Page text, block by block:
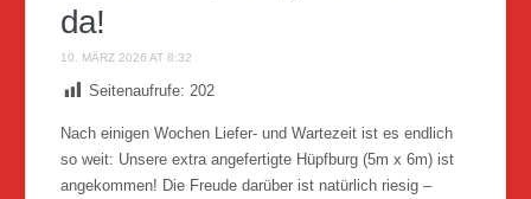
da!
10. MÄRZ 2026 AT 8:32
Seitenaufrufe: 202
Nach einigen Wochen Liefer- und Wartezeit ist es endlich
so weit: Unsere extra angefertigte Hüpfburg (5m x 6m) ist
angekommen! Die Freude darüber ist natürlich riesig –